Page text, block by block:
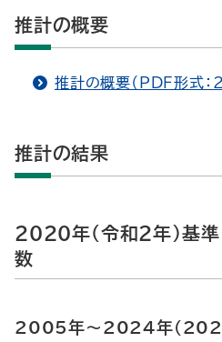
推計の概要
推計の概要（PDF形式：
推計の結果
2020年（令和２年）基
数
2005年～2024年（